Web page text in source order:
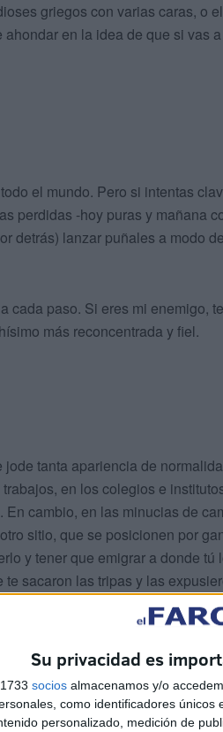
Su privacidad es
socios almacenamos y/o
como identificadores
personalizado, medición de
griegos con varias caras, o
en la idea de que si vas
el mundo. Pero si intentas
perdidas -hoy puras y mañana
detrás) lanzar puñales a modo
cada paso. Si eres mi enemigo,
más reconcentrada y fiel.
tanta apariencia de
en los colegios e
cambio, en las minucias de
sitio, que se posicionen por
y tener que emigrar a donde tú
sacaron las tripas y las
no es la falsedad solamente,
mirándote el ombligo.
lavada, porque es malo tener
de santa, para arrastrar tantos
en la educación, pero envidia las